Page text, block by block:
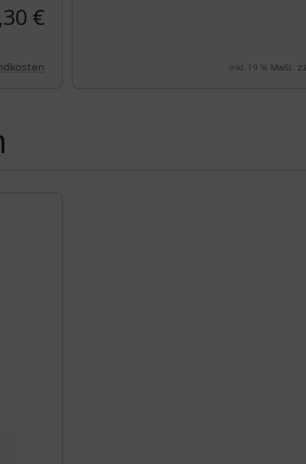
€
inkl. 19 % MwSt.